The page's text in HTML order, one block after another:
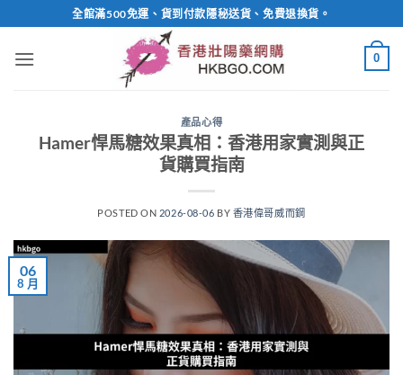
to
content
全館滿500免運、貨到付款隱秘送貨、免費退換貨。
0
產品心得
Hamer悍馬糖效果真相：香港用家實測與正
貨購買指南
POSTED ON 2026-08-06 BY 香港偉哥威而鋼
06
8 月